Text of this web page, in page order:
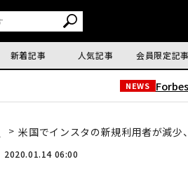
新着記事 人気記事 会員限定記事
NEWS
米国でインスタの新規利用者が減
2020.01.14 06:00